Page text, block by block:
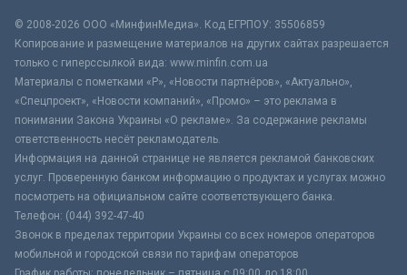
© 2008-2026 ООО «МинфинМедиа». Код ЕГРПОУ: 35506859
Копирование и размещение материалов на других сайтах разрешается
только с гиперссылкой вида: www.minfin.com.ua
Материалы с пометками «Р», «Новости партнёров», «Актуально»,
«Спецпроект», «Новости компаний», «Промо» – это реклама в
понимании Закона Украины «О рекламе». За содержание рекламы
ответственность несёт рекламодатель.
Информация на данной странице не является рекламой банковских
услуг. Проверенную банком информацию о продуктах и услугах можно
посмотреть на официальном сайте соответствующего банка.
Телефон: (044) 392-47-40
Звонок в пределах территории Украины со всех номеров операторов
мобильной и городской связи по тарифам операторов